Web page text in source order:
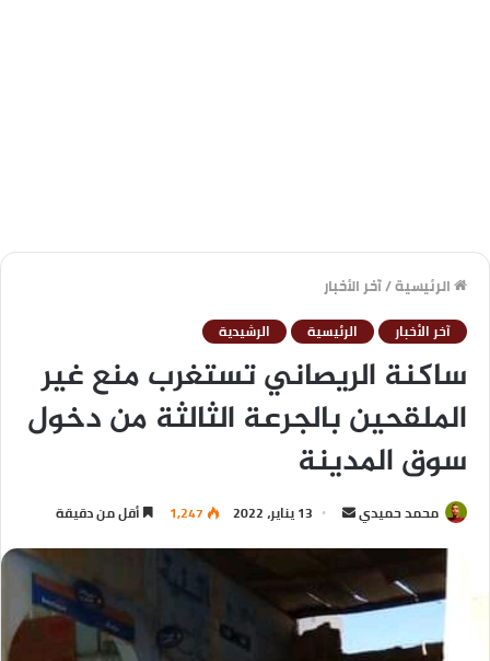
الرئيسية/آخر الأخبار
آخر الأخبار الرئيسية الرشيدية
ساكنة الريصاني تستغرب منع غير
الملقحين بالجرعة الثالثة من دخول
سوق المدينة
محمد حميدي 13 يناير، 2022 1,247 أقل من دقيقة